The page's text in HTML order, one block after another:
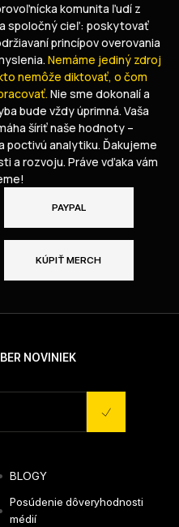
komunita ľudí z
spoločný cieľ: poskytovať
princípov overovania
Nemáme jediný zdroj
nemôže diktovať, o čom
Nie sme dokonalí a
bude vždy úprimná. Vaša
šíriť naše hodnoty –
analytiku. Ďakujeme
a rozvoju. Práve vďaka vám
PAYPAL
KÚPIŤ MERCH
NOVINIEK
BLOGY
Posúdenie dôveryhodnosti
médií